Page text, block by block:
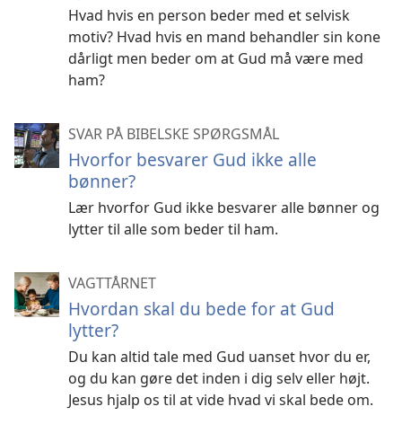
Hvad hvis en person beder med et selvisk
motiv? Hvad hvis en mand behandler sin kone
dårligt men beder om at Gud må være med
ham?
SVAR PÅ BIBELSKE SPØRGSMÅL
Hvorfor besvarer Gud ikke alle
bønner?
Lær hvorfor Gud ikke besvarer alle bønner og
lytter til alle som beder til ham.
VAGTTÅRNET
Hvordan skal du bede for at Gud
lytter?
Du kan altid tale med Gud uanset hvor du er,
og du kan gøre det inden i dig selv eller højt.
Jesus hjalp os til at vide hvad vi skal bede om.